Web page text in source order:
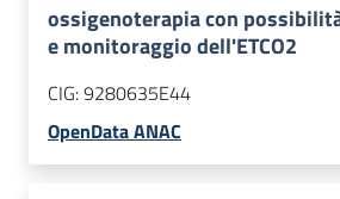
ossigenoterapia con
e monitoraggio dell'ETCO2
CIG:9280635E44
OpenData ANAC